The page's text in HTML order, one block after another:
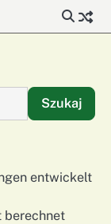
Szukaj
entwickelt
berechnet